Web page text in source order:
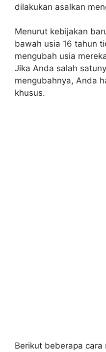
dilakukan asalkan
Menurut kebijakan
bawah usia 16 tahun
mengubah usia
Jika Anda salah
mengubahnya, Anda
khusus.
Berikut beberapa